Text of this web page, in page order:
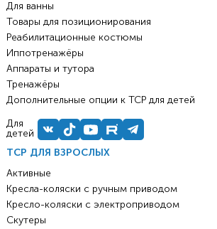
ТСР ДЛЯ ВЗРОСЛЫХ
Активные
Кресла-коляски с ручным приводом
Кресло-коляски с электроприводом
Скутеры
Для ванны
Товары для позиционирования
Реабилитационные костюмы
Иппотренажёры
Аппараты и тутора
Тренажёры
Дополнительные опции к ТСР для детей
Для
детей